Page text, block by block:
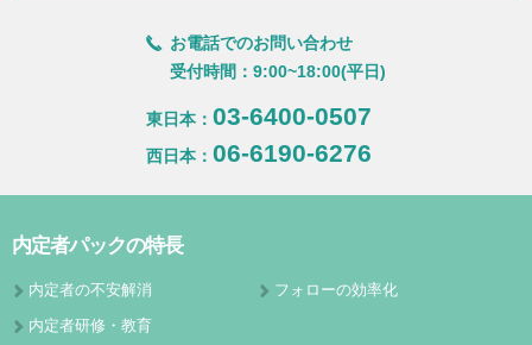
お電話でのお問い合わせ
受付時間：9:00~18:00(平日)
東日本： 03-6400-0507
西日本： 06-6190-6276
内定者パックの特長
内定者の不安解消
フォローの効率化
内定者研修・教育